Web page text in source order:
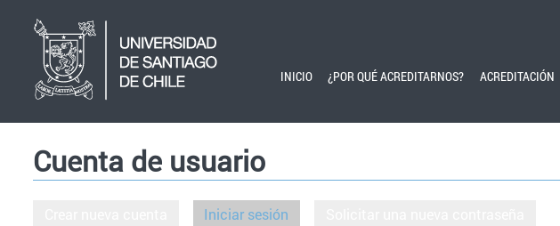
INICIO ¿POR QUÉ ACREDITARNOS? ACREDITACIÓN
Cuenta de usuario
Iniciar sesión